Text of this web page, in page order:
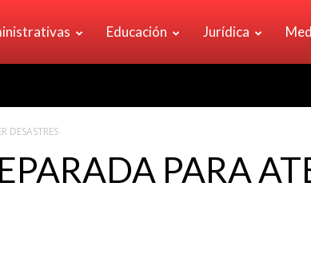
Educación Jurídica
DESASTRES
PARA